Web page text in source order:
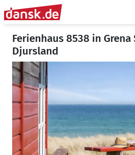
Ferienhaus 8538 in
Djursland